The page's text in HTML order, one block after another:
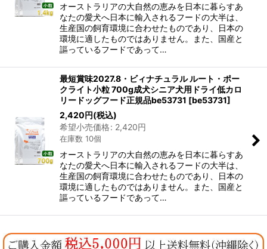
オーストラリアの大自然の恵みを日本に暮らすあ
なたの愛犬へ日本に輸入されるフードの大半は、
生産国の飼育環境に合わせたものであり、日本の
環境に適したものではありません。また、国産と
謳っているフードであって…
最短賞味2027.8・ビィナチュラル ルート・ポー
クライト小粒 700g成犬シニア犬用ドライ低カロ
リードッグフード正規品be53731 [be53731]
2,420円(税込)
希望小売価格: 2,420円
在庫数 10個
オーストラリアの大自然の恵みを日本に暮らすあ
なたの愛犬へ日本に輸入されるフードの大半は、
生産国の飼育環境に合わせたものであり、日本の
環境に適したものではありません。また、国産と
謳っているフードであって…